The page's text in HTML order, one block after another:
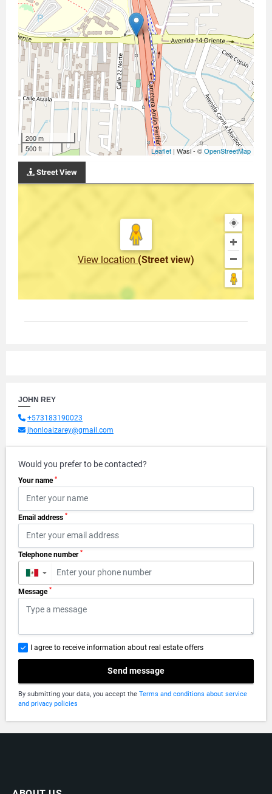
200 m
500 ft
Leaflet | Wasi - ©OpenStreetMap
Street View
View location (Street view)
JOHN REY
+573183190023
jhonloaizarey@gmail.com
Would you prefer to be contacted?
Your name *
Email address *
Telephone number *
▼
Message *
I agree to receive information about real estate offers
Send message
By submitting your data, you accept the Terms and conditions about service
and privacy policies